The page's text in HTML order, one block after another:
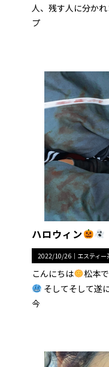
人、残す人に分か
プ
ハロウィン
2022/10/26｜ エスティー
こんにちは
松本
そしてそして遂
今